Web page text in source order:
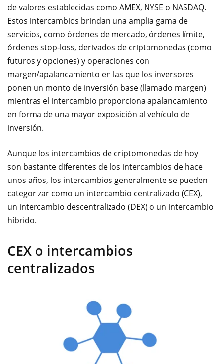
de valores establecidas como AMEX, NYSE o NASDAQ.
Estos intercambios brindan una amplia gama de
servicios, como órdenes de mercado, órdenes límite,
órdenes stop-loss, derivados de criptomonedas (como
futuros y opciones) y operaciones con
margen/apalancamiento en las que los inversores
ponen un monto de inversión base (llamado margen)
mientras el intercambio proporciona apalancamiento
en forma de una mayor exposición al vehículo de
inversión.
Aunque los intercambios de criptomonedas de hoy
son bastante diferentes de los intercambios de hace
unos años, los intercambios generalmente se pueden
categorizar como un intercambio centralizado (CEX),
un intercambio descentralizado (DEX) o un intercambio
híbrido.
CEX o intercambios
centralizados